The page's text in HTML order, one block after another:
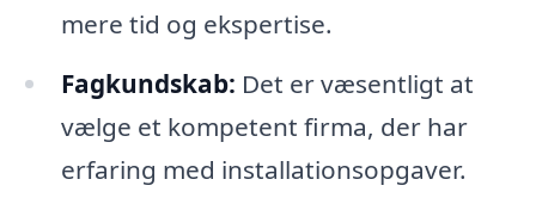
mere tid og ekspertise.
Fagkundskab: Det er væsentligt at
vælge et kompetent firma, der har
erfaring med installationsopgaver.